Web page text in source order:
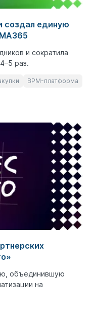
создал единую
и сократила
раз.
BPM-платформа
объединившую
на